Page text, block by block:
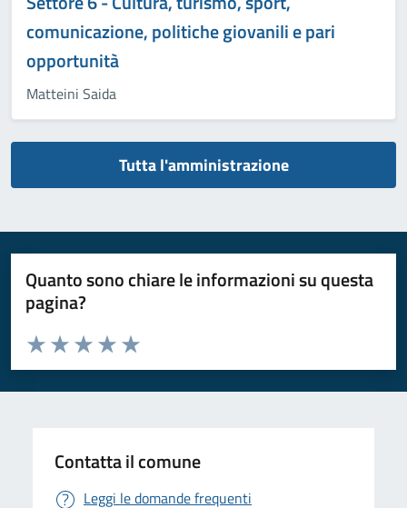
comunicazione, politiche giovanili e pari
opportunità
Matteini Saida
Tutta l'amministrazione
Quanto sono chiare le informazioni su questa
pagina?
Valuta da 1 a 5 stelle la pagina
Valuta 5 stelle su 5
Valuta 4 stelle su 5
Valuta 3 stelle su 5
Valuta 2 stelle su 5
Valuta 1 stelle su 5
Contatta il comune
Leggi le domande frequenti